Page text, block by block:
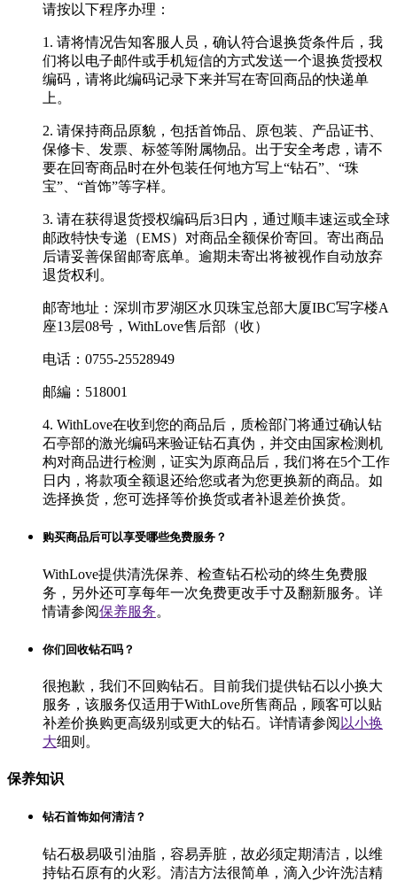
请按以下程序办理：
1. 请将情况告知客服人员，确认符合退换货条件后，我
们将以电子邮件或手机短信的方式发送一个退换货授权
编码，请将此编码记录下来并写在寄回商品的快递单
上。
2. 请保持商品原貌，包括首饰品、原包装、产品证书、
保修卡、发票、标签等附属物品。出于安全考虑，请不
要在回寄商品时在外包装任何地方写上“钻石”、“珠
宝”、“首饰”等字样。
3. 请在获得退货授权编码后3日内，通过顺丰速运或全球
邮政特快专递（EMS）对商品全额保价寄回。寄出商品
后请妥善保留邮寄底单。逾期未寄出将被视作自动放弃
退货权利。
邮寄地址：深圳市罗湖区水贝珠宝总部大厦IBC写字楼A
座13层08号，WithLove售后部（收）
电话：0755-25528949
邮編：518001
4. WithLove在收到您的商品后，质检部门将通过确认钻
石亭部的激光编码来验证钻石真伪，并交由国家检测机
构对商品进行检测，证实为原商品后，我们将在5个工作
日内，将款项全额退还给您或者为您更换新的商品。如
选择换货，您可选择等价换货或者补退差价换货。
购买商品后可以享受哪些免费服务？
WithLove提供清洗保养、检查钻石松动的终生免费服
务，另外还可享每年一次免费更改手寸及翻新服务。详
情请参阅保养服务。
你们回收钻石吗？
很抱歉，我们不回购钻石。目前我们提供钻石以小换大
服务，该服务仅适用于WithLove所售商品，顾客可以贴
补差价换购更高级别或更大的钻石。详情请参阅 以小换
大细则。
保养知识
钻石首饰如何清洁？
钻石极易吸引油脂，容易弄脏，故必须定期清洁，以维
持钻石原有的火彩。清洁方法很简单，滴入少许洗洁精